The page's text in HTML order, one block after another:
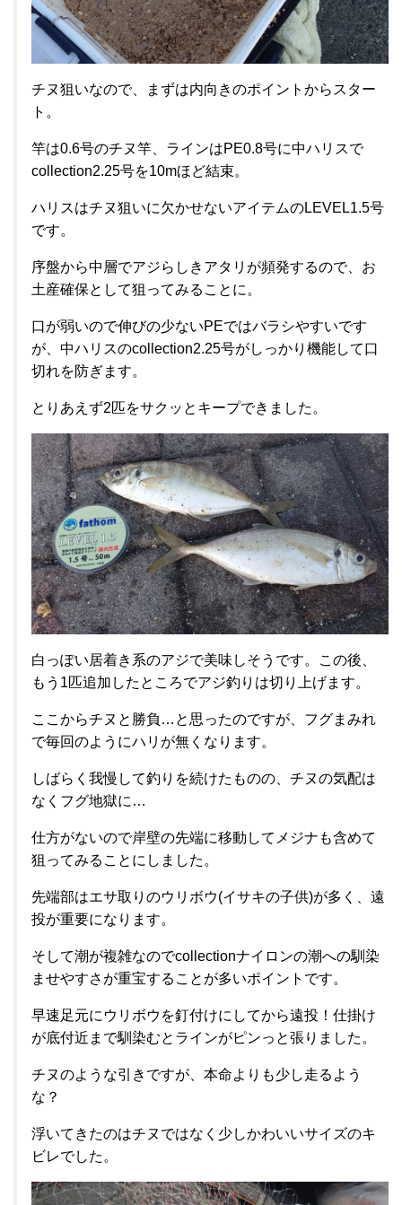
チヌ狙いなので、まずは内向きのポイントからスター
ト。
竿は0.6号のチヌ竿、ラインはPE0.8号に中ハリスで
collection2.25号を10mほど結束。
ハリスはチヌ狙いに欠かせないアイテムのLEVEL1.5号
です。
序盤から中層でアジらしきアタリが頻発するので、お
土産確保として狙ってみることに。
口が弱いので伸びの少ないPEではバラシやすいです
が、中ハリスのcollection2.25号がしっかり機能して口
切れを防ぎます。
とりあえず2匹をサクッとキープできました。
白っぽい居着き系のアジで美味しそうです。この後、
もう1匹追加したところでアジ釣りは切り上げます。
ここからチヌと勝負…と思ったのですが、フグまみれ
で毎回のようにハリが無くなります。
しばらく我慢して釣りを続けたものの、チヌの気配は
なくフグ地獄に…
仕方がないので岸壁の先端に移動してメジナも含めて
狙ってみることにしました。
先端部はエサ取りのウリボウ(イサキの子供)が多く、遠
投が重要になります。
そして潮が複雑なのでcollectionナイロンの潮への馴染
ませやすさが重宝することが多いポイントです。
早速足元にウリボウを釘付けにしてから遠投！仕掛け
が底付近まで馴染むとラインがピンっと張りました。
チヌのような引きですが、本命よりも少し走るよう
な？
浮いてきたのはチヌではなく少しかわいいサイズのキ
ビレでした。